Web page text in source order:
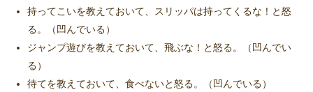
持ってこいを教えておいて、スリッパは持ってくるな！と怒
る。（凹んでいる）
ジャンプ遊びを教えておいて、飛ぶな！と怒る。（凹んでい
る）
待てを教えておいて、食べないと怒る。（凹んでいる）